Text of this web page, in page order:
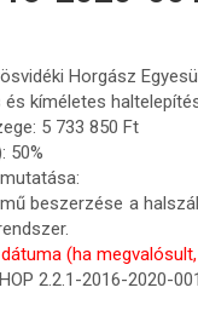
Horgász
kíméletes
5 733 850 Ft
50%
beszerzése a
(ha
2.2.1-2016-2020-